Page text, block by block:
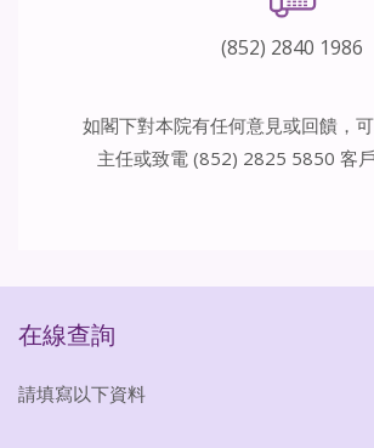
(852) 2840 1986
如閣下對本院有任何意見或回饋，
主任或致電 (852) 2825 5850 客
在線查詢
請填寫以下資料